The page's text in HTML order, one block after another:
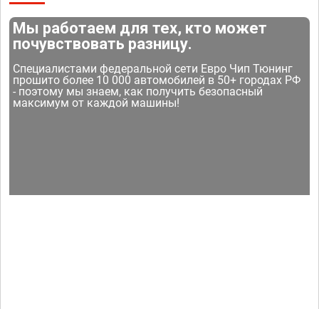
Мы работаем для тех, кто может
почувствовать разницу.
Специалистами федеральной сети Евро Чип Тюнинг
прошито более 10 000 автомобилей в 50+ городах РФ
- поэтому мы знаем, как получить безопасный
максимум от каждой машины!